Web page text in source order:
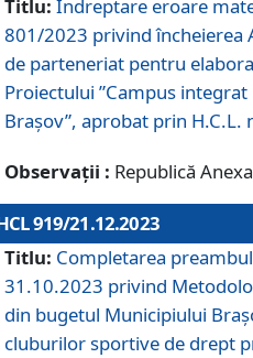
Titlu: Îndreptare eroare
801/2023 privind încheierea
de parteneriat pentru
Proiectului ”Campus
Brașov”, aprobat prin
Observații : Republică
919/21.12.2023
Titlu: Completarea
31.10.2023 privind
din bugetul Municipiului
cluburilor sportive de drept